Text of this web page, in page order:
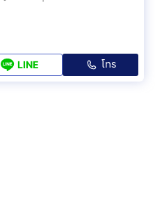
LINE โทร